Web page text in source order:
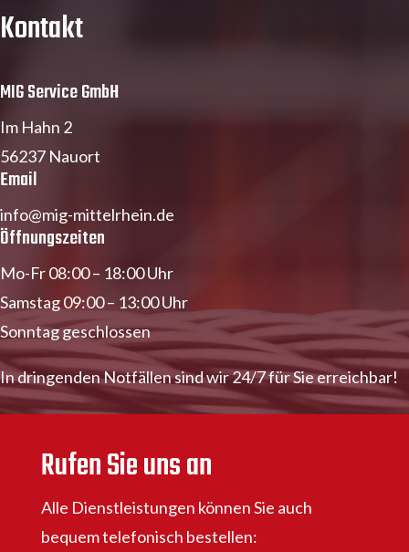
Kontakt
MIG Service GmbH
Im Hahn 2
56237 Nauort
Email
info@mig-mittelrhein.de
Öffnungszeiten
Mo-Fr 08:00 – 18:00 Uhr
Samstag 09:00 – 13:00 Uhr
Sonntag geschlossen
In dringenden Notfällen sind wir 24/7 für Sie erreichbar!
Rufen Sie uns an
Alle Dienstleistungen können Sie auch
bequem telefonisch bestellen: